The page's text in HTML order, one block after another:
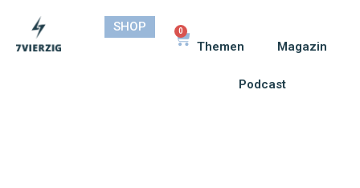
SHOP 0
Themen Magazin
Podcast